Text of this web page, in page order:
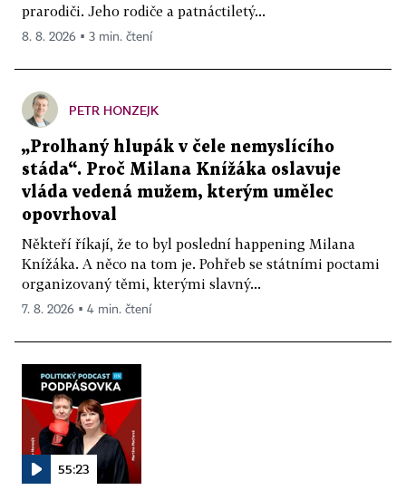
prarodiči. Jeho rodiče a patnáctiletý...
8. 8. 2026 ▪ 3 min. čtení
PETR HONZEJK
„Prolhaný hlupák v čele nemyslícího
stáda“. Proč Milana Knížáka oslavuje
vláda vedená mužem, kterým umělec
opovrhoval
Někteří říkají, že to byl poslední happening Milana
Knížáka. A něco na tom je. Pohřeb se státními poctami
organizovaný těmi, kterými slavný...
7. 8. 2026 ▪ 4 min. čtení
55:23